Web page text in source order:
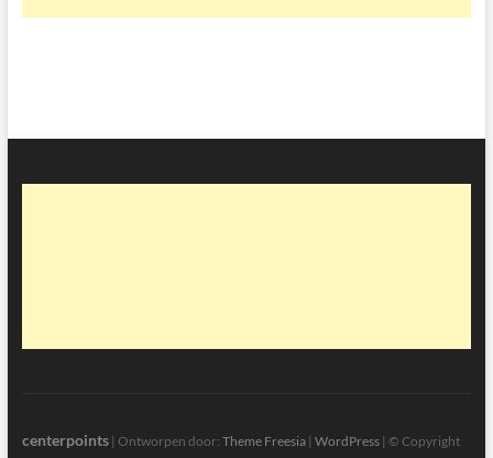
centerpoints| Ontworpen door: Theme Freesia| WordPress| © Copyright